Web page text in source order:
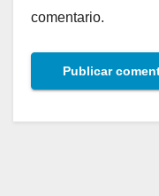
comentario.